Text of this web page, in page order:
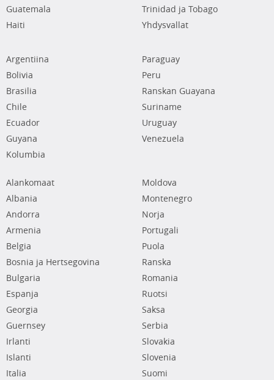
Guatemala
Haiti
Trinidad ja Tobago
Yhdysvallat
Argentiina
Bolivia
Brasilia
Chile
Ecuador
Guyana
Kolumbia
Paraguay
Peru
Ranskan Guayana
Suriname
Uruguay
Venezuela
Alankomaat
Albania
Andorra
Armenia
Belgia
Bosnia ja Hertsegovina
Bulgaria
Espanja
Georgia
Guernsey
Irlanti
Islanti
Italia
Moldova
Montenegro
Norja
Portugali
Puola
Ranska
Romania
Ruotsi
Saksa
Serbia
Slovakia
Slovenia
Suomi